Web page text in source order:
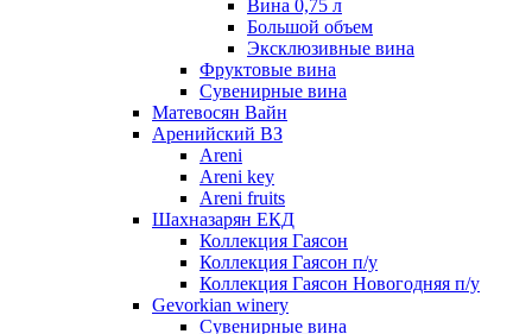
Вина 0,75 л
Большой объем
Эксклюзивные вина
Фруктовые вина
Cувенирные вина
Матевосян Вайн
Аренийский ВЗ
Areni
Areni key
Areni fruits
Шахназарян ЕКД
Коллекция Гаясон
Коллекция Гаясон п/у
Коллекция Гаясон Новогодняя п/у
Gevorkian winery
Сувенирные вина